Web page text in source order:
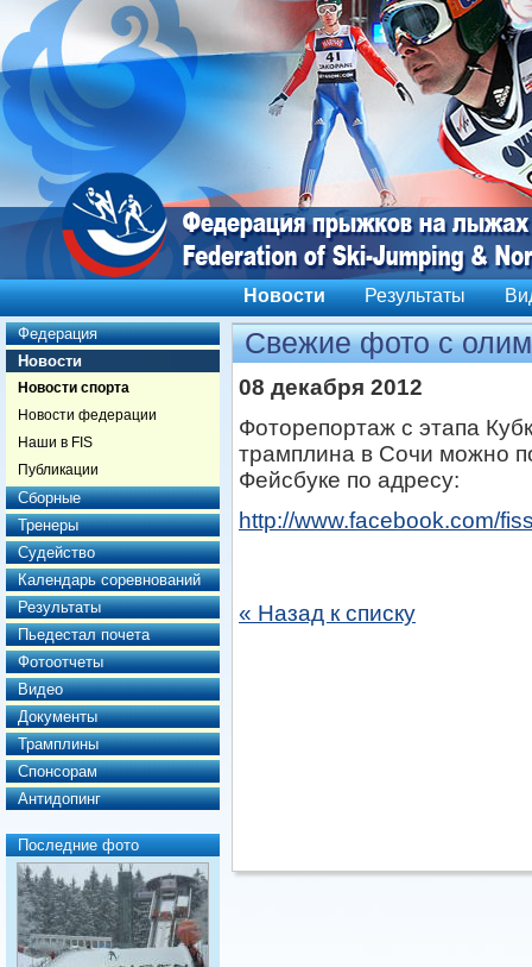
Новости Результаты
Федерация
Новости
Новости спорта
Новости федерации
Наши в FIS
Публикации
Сборные
Тренеры
Судейство
Календарь соревнований
Результаты
Пьедестал почета
Фотоотчеты
Видео
Документы
Трамплины
Спонсорам
Антидопинг
Последние фото
Свежие фото с
08 декабря 2012
Фоторепортаж с этапа
трамплина в Сочи можно
Фейсбуке по адресу:
http://www.facebook.com/
« Назад к списку